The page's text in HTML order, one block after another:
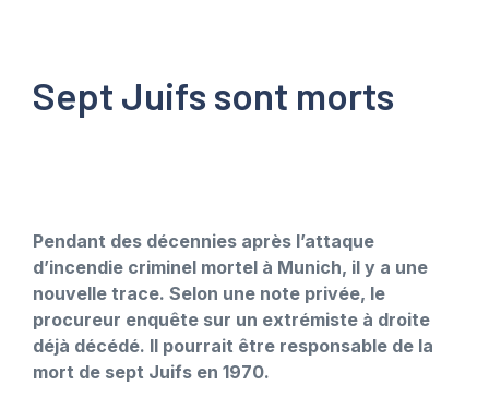
Sept Juifs sont morts
Pendant des décennies après l’attaque
d’incendie criminel mortel à Munich, il y a une
nouvelle trace. Selon une note privée, le
procureur enquête sur un extrémiste à droite
déjà décédé. Il pourrait être responsable de la
mort de sept Juifs en 1970.